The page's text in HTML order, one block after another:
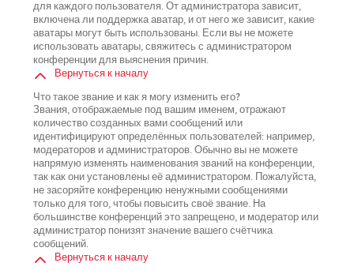
для каждого пользователя. От администратора зависит,
включена ли поддержка аватар, и от него же зависит, какие
аватары могут быть использованы. Если вы не можете
использовать аватары, свяжитесь с администратором
конференции для выяснения причин.
Вернуться к началу
Что такое звание и как я могу изменить его?
Звания, отображаемые под вашим именем, отражают
количество созданных вами сообщений или
идентифицируют определённых пользователей: например,
модераторов и администраторов. Обычно вы не можете
напрямую изменять наименования званий на конференции,
так как они установлены её администратором. Пожалуйста,
не засоряйте конференцию ненужными сообщениями
только для того, чтобы повысить своё звание. На
большинстве конференций это запрещено, и модератор или
администратор понизят значение вашего счётчика
сообщений.
Вернуться к началу